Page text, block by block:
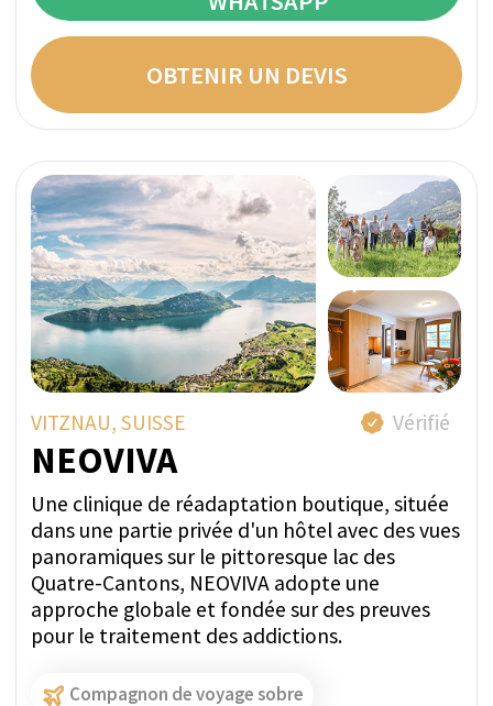
Private Clinic MENTALVA
Tarif direct par semaine:
MENTALVA est une clinique psychiatrique
privée spécialisée en psychothérapie et
médecine complémentaire. Votre traitement
se déroulera dans un environnement privé et
discret au cœur des magnifiques Alpes suisses.
INDIVIDUEL
OBTENIR UN DEVIS
SwissMedExpert a visité les installations du
prestataire pour confirmer leur conformité avec
les photos présentées sur leur page de profil.
POSER UNE QUESTION VIA
WHATSAPP
Programmes sur mesure avec personnel exclusif